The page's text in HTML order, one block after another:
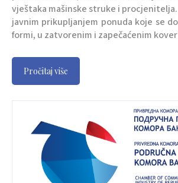
vještaka mašinske struke i procjenitelja.
javnim prikupljanjem ponuda koje se
formi, u zatvorenim i zapečaćenim
Pročitaj više